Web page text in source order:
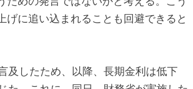
に追い込まれることも回避できると
及したため、以降、長期金利は低下